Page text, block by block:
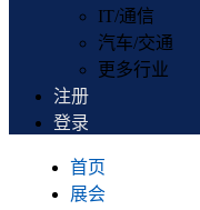
IT/通信
汽车/交通
更多行业
注册
登录
首页
展会